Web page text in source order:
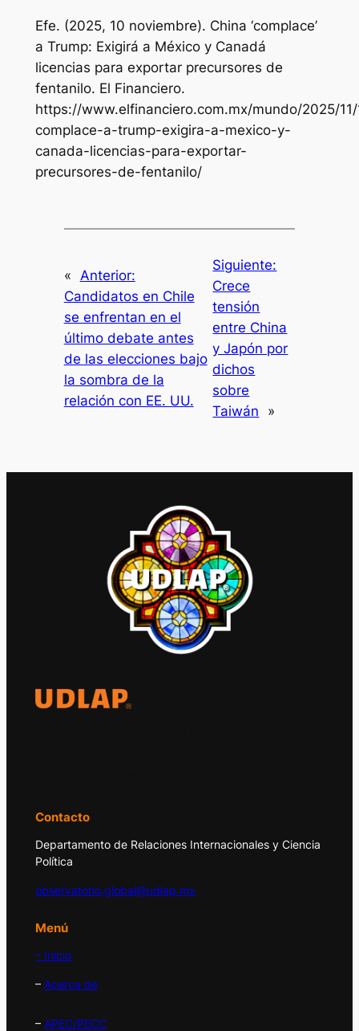
Efe. (2025, 10 noviembre). China ‘complace’
a Trump: Exigirá a México y Canadá
licencias para exportar precursores de
fentanilo. El Financiero.
https://www.elfinanciero.com.mx/mundo/2025/
complace-a-trump-exigira-a-mexico-y-
canada-licencias-para-exportar-
precursores-de-fentanilo/
« Anterior:
Candidatos en Chile
se enfrentan en el
último debate antes
de las elecciones bajo
la sombra de la
relación con EE. UU.
Siguiente:
Crece
tensión
entre China
y Japón por
dichos
sobre
Taiwán
»
Contacto
Departamento de Relaciones Internacionales y Ciencia
Política
observatorio.global@udlap.mx
Menú
– Inicio
– Acerca de
– APEC/PECC